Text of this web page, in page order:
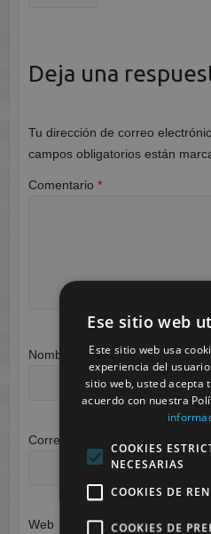
Deja una
Tu dirección de correo
campos obligatorios están
Comentario *
Nombre
Correo electrónico
Web
Ese sitio web
Este sitio web usa
experiencia del
sitio web, usted acepta
acuerdo con nuestra
COOKIES
NECESARIAS
COOKIES DE
COOKIES DE